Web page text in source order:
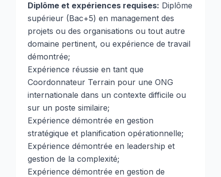
Diplôme et expériences requises: Diplôme
supérieur (Bac+5) en management des
projets ou des organisations ou tout autre
domaine pertinent, ou expérience de travail
démontrée;
Expérience réussie en tant que
Coordonnateur Terrain pour une ONG
internationale dans un contexte difficile ou
sur un poste similaire;
Expérience démontrée en gestion
stratégique et planification opérationnelle;
Expérience démontrée en leadership et
gestion de la complexité;
Expérience démontrée en gestion de